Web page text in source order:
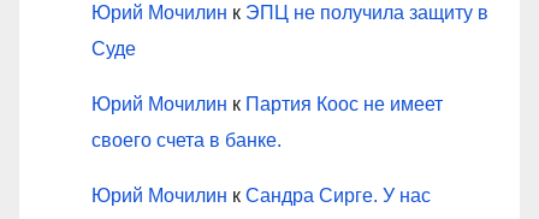
Юрий Мочилин к ЭПЦ не получила защиту в
Суде
Юрий Мочилин к Партия Коос не имеет
своего счета в банке.
Юрий Мочилин к Сандра Сирге. У нас